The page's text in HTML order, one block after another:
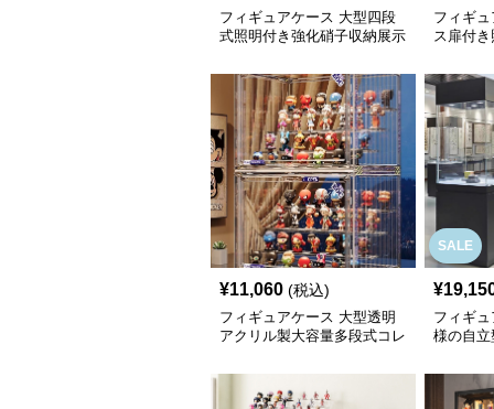
フィギュアケース 大型四段
式照明付き強化硝子収納展示
フィギ
ス扉付
¥11,060 (税込)
フィギュアケース 大型透明
アクリル製大容量多段式コレ
SALE
¥
フィギ
様の自